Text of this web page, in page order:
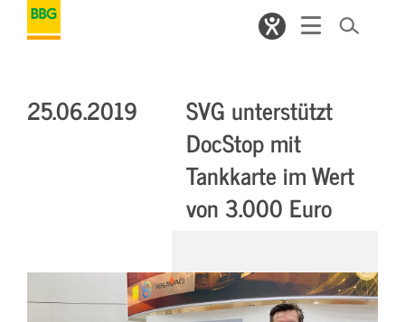
25.06.2019
SVG unterstützt
DocStop mit
Tankkarte im Wert
von 3.000 Euro